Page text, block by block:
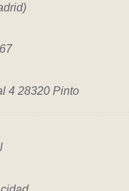
4 28320 Pinto